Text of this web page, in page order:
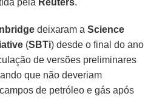
deixaram aScience
(SBTi) desde o final do ano
de versões preliminares
que não deveriam
de petróleo e gás após